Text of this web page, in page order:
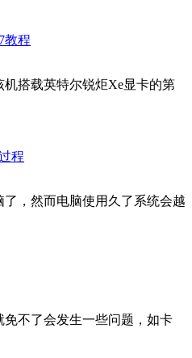
教程
搭载英特尔锐炬Xe显卡的第
程
，然而电脑使用久了系统会越
不了会发生一些问题，如卡